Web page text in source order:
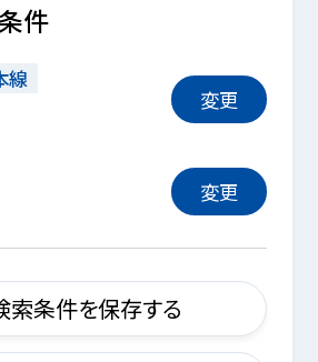
件
線
変更
変更
索条件を保存する